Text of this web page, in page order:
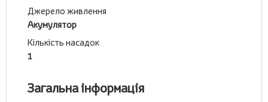
Джерело живлення
Акумулятор
Кількість насадок
1
Загальна інформація